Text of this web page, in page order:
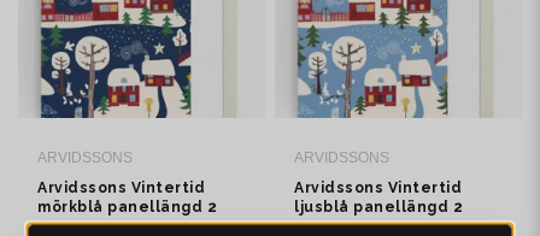
ARVIDSSONS
Arvidssons Vintertid
mörkblå panellängd 2
pack
ARVIDSSONS
Arvidssons Vintertid
ljusblå panellängd 2
pack